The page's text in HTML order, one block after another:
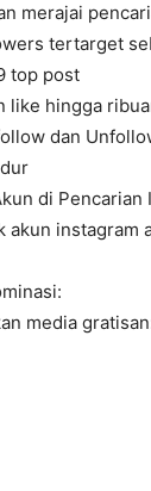
merajai
tertarget
top post
like hingga
dan
di Pencarian
akun instagram
media